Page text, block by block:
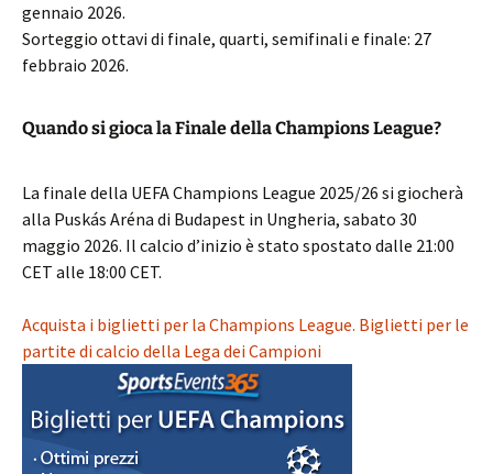
gennaio 2026.
Sorteggio ottavi di finale, quarti, semifinali e finale: 27
febbraio 2026.
Quando si gioca la Finale della Champions League?
La finale della UEFA Champions League 2025/26 si giocherà
alla Puskás Aréna di Budapest in Ungheria, sabato 30
maggio 2026. Il calcio d’inizio è stato spostato dalle 21:00
CET alle 18:00 CET.
Acquista i biglietti per la Champions League. Biglietti per le
partite di calcio della Lega dei Campioni